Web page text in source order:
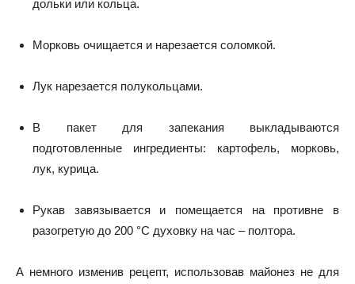
дольки или кольца.
Морковь очищается и нарезается соломкой.
Лук нарезается полукольцами.
В пакет для запекания выкладываются
подготовленные ингредиенты: картофель, морковь,
лук, курица.
Рукав завязывается и помещается на противне в
разогретую до 200 °С духовку на час – полтора.
А немного изменив рецепт, использовав майонез не для